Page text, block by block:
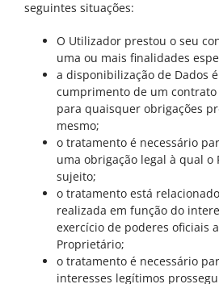
seguintes situações:
O Utilizador prestou o seu
uma ou mais finalidades
a disponibilização de Dados
cumprimento de um
para quaisquer obrigações
mesmo;
o tratamento é necessário
uma obrigação legal à qual o
sujeito;
o tratamento está
realizada em função do
exercício de poderes oficiais
Proprietário;
o tratamento é necessário
interesses legítimos